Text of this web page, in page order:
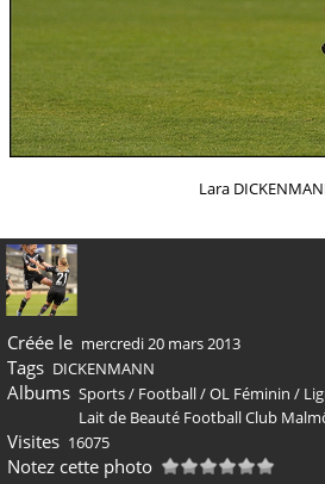
Lara
Créée le mercredi 20 mars 2013
Tags DICKENMANN
Albums Sports/ Football/OL Féminin /
Lait de Beauté Football Club
Visites 16075
Notez cette photo